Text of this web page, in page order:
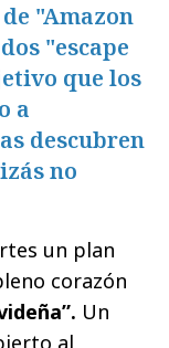
"Amazon
"escape
que los
a
descubren
no
un plan
corazón
Un